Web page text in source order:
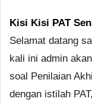
Kisi Kisi PAT
Selamat datang
kali ini admin
soal Penilaian
dengan istilah